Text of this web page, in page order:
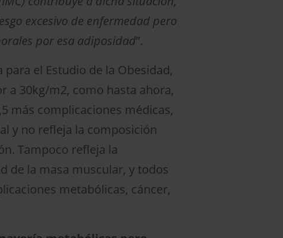
excesivo de enfermedad pero
por esa adiposidad”.
el Estudio de la Obesidad,
a 30kg/m2, como hasta ahora,
más complicaciones médicas,
y no refleja la composición
Tampoco refleja la
de la masa muscular, y todos
metabólicas, cáncer,